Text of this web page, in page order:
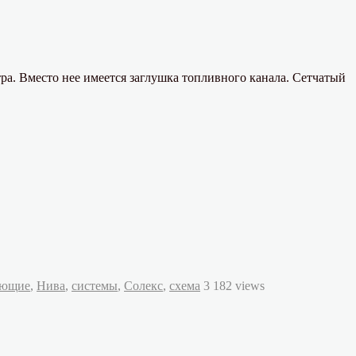
Вместо нее имеется заглушка топливного канала. Сетчатый
, Нива, системы, Солекс, схема 3 182 views